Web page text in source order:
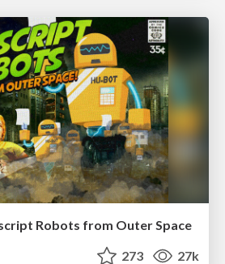
Robots from Outer Space
273 27k